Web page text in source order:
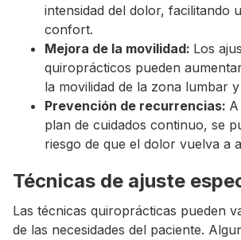
intensidad del dolor, facilitando
confort.
Mejora de la movilidad: Los
quiroprácticos pueden
la movilidad de la zona lumbar
Prevención de recurrencias:
plan de cuidados continuo, se
riesgo de que el dolor vuelva a
Técnicas de ajuste
Las técnicas quiroprácticas pueden
de las necesidades del paciente.